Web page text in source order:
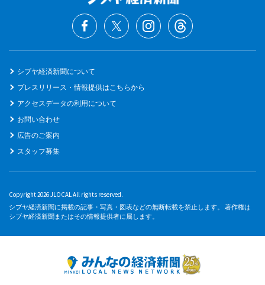
シブヤ経済新聞について
プレスリリース・情報提供はこちらから
アクセスデータの利用について
お問い合わせ
広告のご案内
スタッフ募集
Copyright 2026 JLOCAL All rights reserved.
シブヤ経済新聞に掲載の記事・写真・図表などの無断転載を禁止します。 著作権は
シブヤ経済新聞またはその情報提供者に属します。